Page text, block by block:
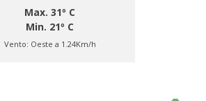
Max. 31º C
Min. 21º C
Vento: Oeste a 1.24Km/h